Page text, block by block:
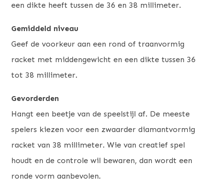
een dikte heeft tussen de 36 en 38 millimeter.
Gemiddeld niveau
Geef de voorkeur aan een rond of traanvormig
racket met middengewicht en een dikte tussen 36
tot 38 millimeter.
Gevorderden
Hangt een beetje van de speelstijl af. De meeste
spelers kiezen voor een zwaarder diamantvormig
racket van 38 millimeter. Wie van creatief spel
houdt en de controle wil bewaren, dan wordt een
ronde vorm aanbevolen.